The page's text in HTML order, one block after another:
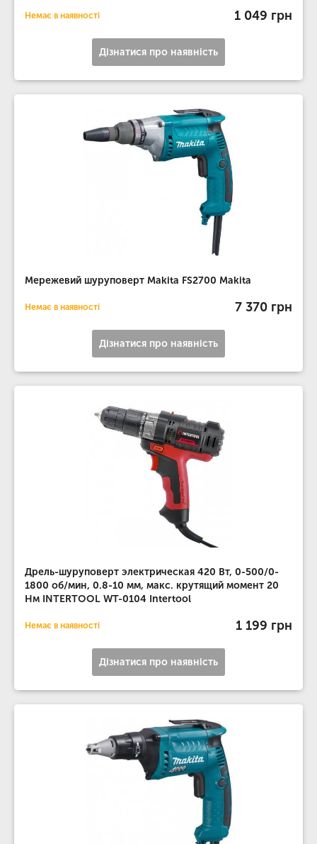
Немає в наявності 1 049 грн
Дізнатися про наявність
Мережевий шуруповерт Makita FS2700 Makita
Немає в наявності 7 370 грн
Дізнатися про наявність
Дрель-шуруповерт электрическая 420 Вт, 0-500/0-
1800 об/мин, 0.8-10 мм, макс. крутящий момент 20
Нм INTERTOOL WT-0104 Intertool
Немає в наявності 1 199 грн
Дізнатися про наявність